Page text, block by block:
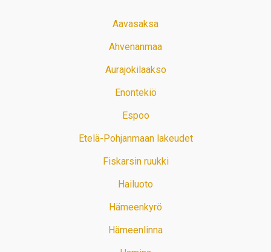
Aavasaksa
Ahvenanmaa
Aurajokilaakso
Enontekiö
Espoo
Etelä-Pohjanmaan lakeudet
Fiskarsin ruukki
Hailuoto
Hämeenkyrö
Hämeenlinna